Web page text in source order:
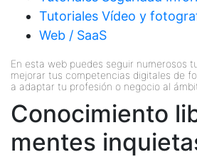
Tutoriales Vídeo y
Web / SaaS
En esta web puedes seguir numerosos
mejorar tus competencias digitales de
a adaptar tu profesión o negocio al
Conocimiento
mentes